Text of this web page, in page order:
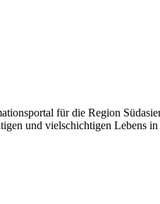
für die Region
und vielschichtigen Lebens